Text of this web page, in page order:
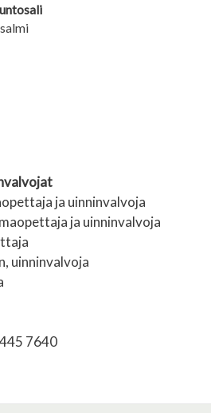
ja uinninvalvoja
ja uinninvalvoja
uinninvalvoja
7640